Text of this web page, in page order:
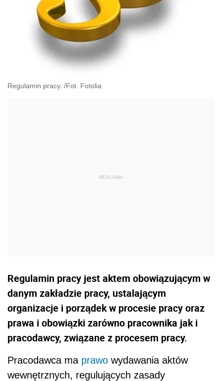
Regulamin pracy. /Fot. Fotolia
Regulamin pracy jest aktem obowiązującym w
danym zakładzie pracy, ustalającym
organizacje i porządek w procesie pracy oraz
prawa i obowiązki zarówno pracownika jak i
pracodawcy, związane z procesem pracy.
Pracodawca ma prawo wydawania aktów
wewnętrznych, regulujących zasady